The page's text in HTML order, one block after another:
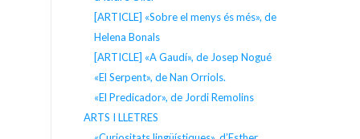
[ARTICLE] «Sobre el menys és més», de
Helena Bonals
[ARTICLE] «A Gaudí», de Josep Nogué
«El Serpent», de Nan Orriols.
«El Predicador», de Jordi Remolins
ARTS I LLETRES